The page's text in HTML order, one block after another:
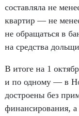
составляла не
квартир — не
не обращаться в
на средства
В итоге на 1
и по одному — в
достроены без
финансирования,